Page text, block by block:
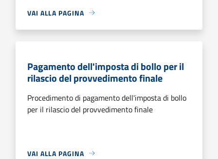
VAI ALLA PAGINA
Pagamento dell'imposta di bollo per il
rilascio del provvedimento finale
Procedimento di pagamento dell'imposta di bollo
per il rilascio del provvedimento finale
VAI ALLA PAGINA